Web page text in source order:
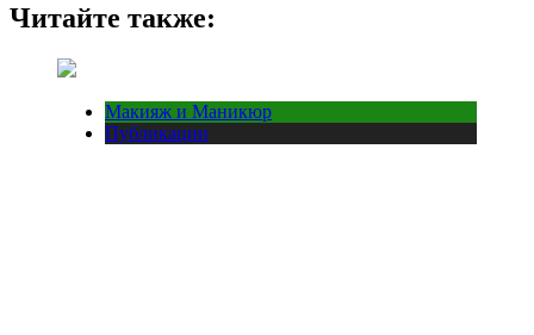
Читайте также:
Макияж и Маникюр
Публикации